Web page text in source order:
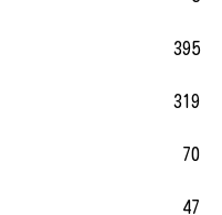
395
319
70
47